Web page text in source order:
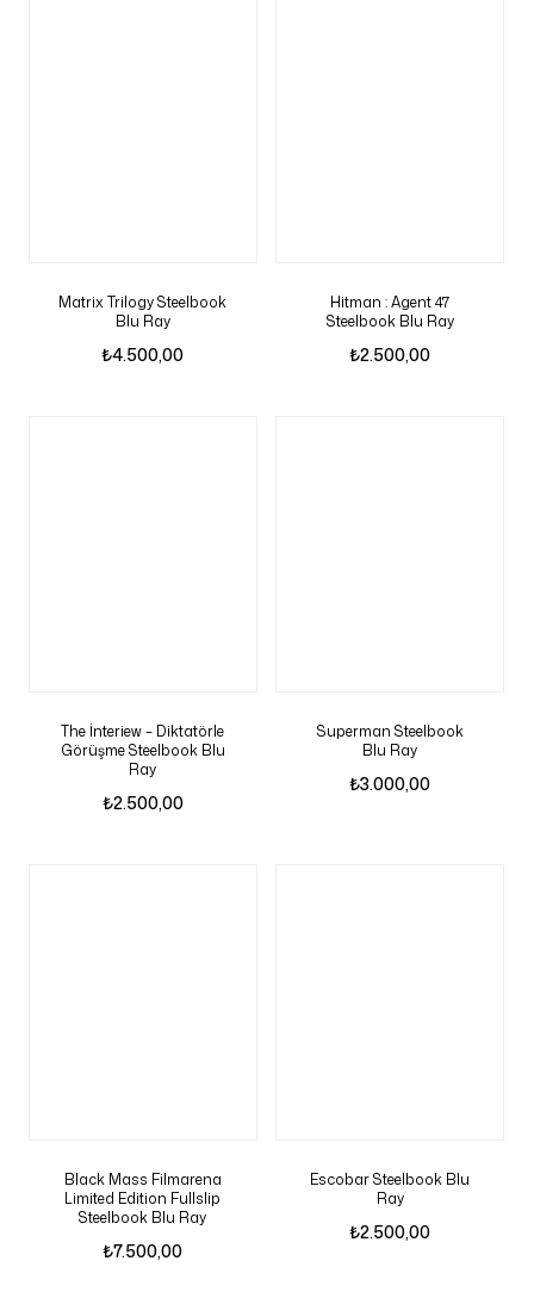
Matrix Trilogy Steelbook
Blu Ray
₺4.500,00
Hitman : Agent 47
Steelbook Blu Ray
₺2.500,00
The İnteriew – Diktatörle
Görüşme Steelbook Blu
Ray
₺2.500,00
Superman Steelbook
Blu Ray
₺3.000,00
Black Mass Filmarena
Limited Edition Fullslip
Steelbook Blu Ray
₺7.500,00
Escobar Steelbook Blu
Ray
₺2.500,00